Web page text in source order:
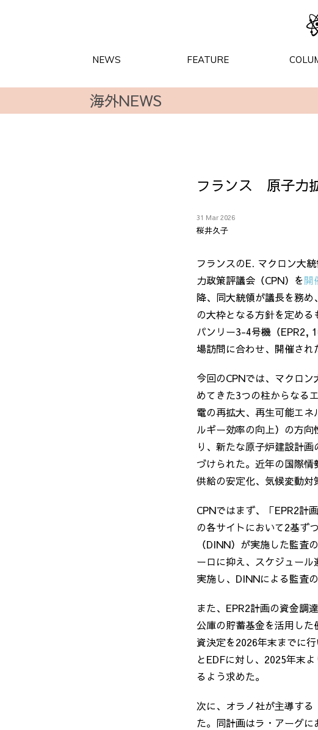
NEWS FEATURE
海外NEWS
フランス 原子力
31 Mar 2026
桜井久子
フランスのE. マクロン大
力政策評議会（CPN）を開
降、同大統領が議長を務
の大枠となる方針を定め
パンリー3-4号機（EPR2,
場訪問に合わせ、開催され
今回のCPNでは、マクロン
めてきた3つの柱からなる
電の再拡大、再生可能エ
ルギー効率の向上）の方向
り、新たな原子炉建設計
づけられた。近年の国際
供給の安定化、気候変動対
CPNではまず、「EPR2計
の各サイトにおいて2基ず
（DINN）が実施した監査
ーロに抑え、スケジュール
実施し、 DINNによる監査
また、 EPR2計画の資金調
公庫の貯蓄基金を活用した
資決定を2026年末までに
とEDFに対し、 2025年末
るよう求めた。
次に、オラノ社が主導す
た。同計画はラ・アーグ